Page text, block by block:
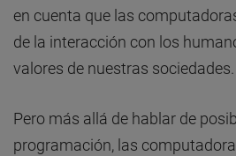
en cuenta que las
de la interacción con los
valores de nuestras sociedades.
Pero más allá de hablar de
programación, las